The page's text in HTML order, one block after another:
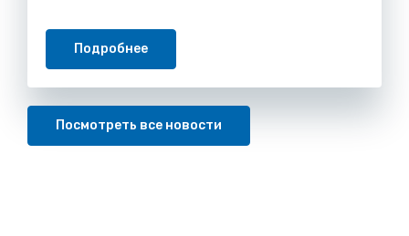
Подробнее
Посмотреть все новости